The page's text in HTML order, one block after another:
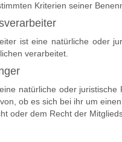
Kriterien seiner
ist eine natürliche oder
verarbeitet.
natürliche oder
ob es sich bei ihr um
oder dem Recht der